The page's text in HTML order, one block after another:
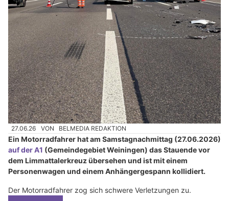
27.06.26 VON BELMEDIA REDAKTION
Ein Motorradfahrer hat am Samstagnachmittag (27.06.2026)
auf der A1 (Gemeindegebiet Weiningen) das Stauende vor
dem Limmattalerkreuz übersehen und ist mit einem
Personenwagen und einem Anhängergespann kollidiert.
Der Motorradfahrer zog sich schwere Verletzungen zu.